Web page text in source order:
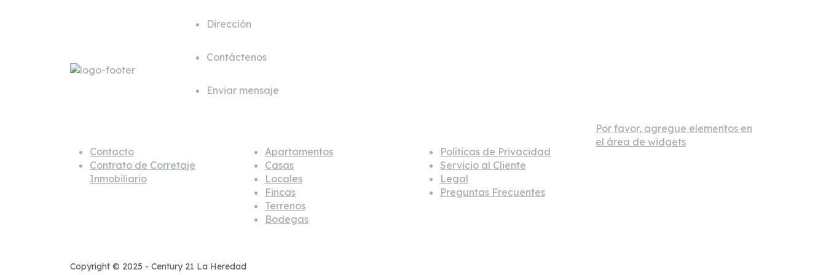
Dirección
Contáctenos
Enviar mensaje
Contacto
Contrato de Corretaje
Inmobiliario
Apartamentos
Casas
Locales
Fincas
Terrenos
Bodegas
Políticas de Privacidad
Servicio al Cliente
Legal
Preguntas Frecuentes
Por favor, agregue elementos en
el área de widgets
Copyright © 2025 - Century 21 La Heredad